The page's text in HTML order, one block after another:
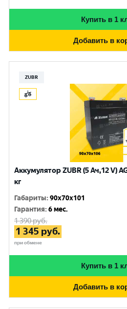
Купить в 1
Добавить в
ZUBR
Аккумулятор ZUBR (5 Ач,12 V)
кг
Габариты:90x70x101
Гарантия:6 мес.
1 390руб.
1 345 руб.
при обмене
Купить в 1
Добавить в